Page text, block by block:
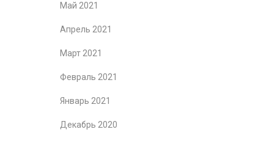
Май 2021
Апрель 2021
Март 2021
Февраль 2021
Январь 2021
Декабрь 2020